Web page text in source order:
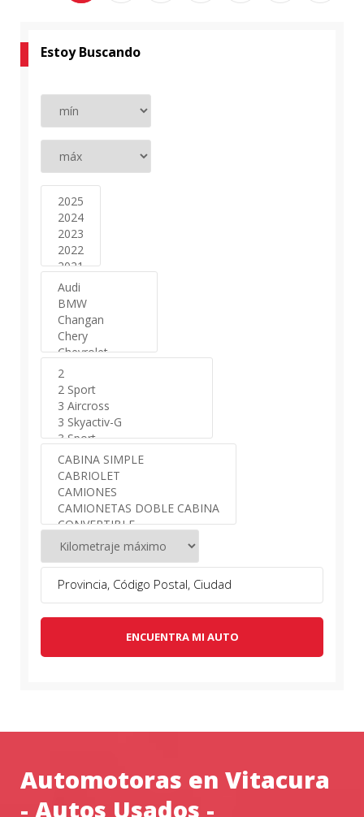
Estoy Buscando
ENCUENTRA MI AUTO
Automotoras en Vitacura
- Autos Usados -